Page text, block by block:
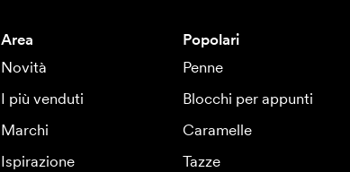
Area
Novità
I più venduti
Marchi
Ispirazione
Popolari
Penne
Blocchi per appunti
Caramelle
Tazze